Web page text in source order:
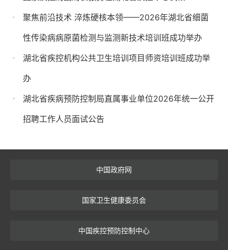
聚焦前沿技术 淬炼硬核本领——2026年湖北省细菌
性传染病病原菌检测与监测新技术培训班成功举办
湖北省疾控机构公共卫生培训项目师资培训班成功举
办
湖北省疾病预防控制局直属事业单位2026年统一公开
招聘工作人员面试公告
中国政府网
国家卫生健康委员会
中国疾控预防控制中心